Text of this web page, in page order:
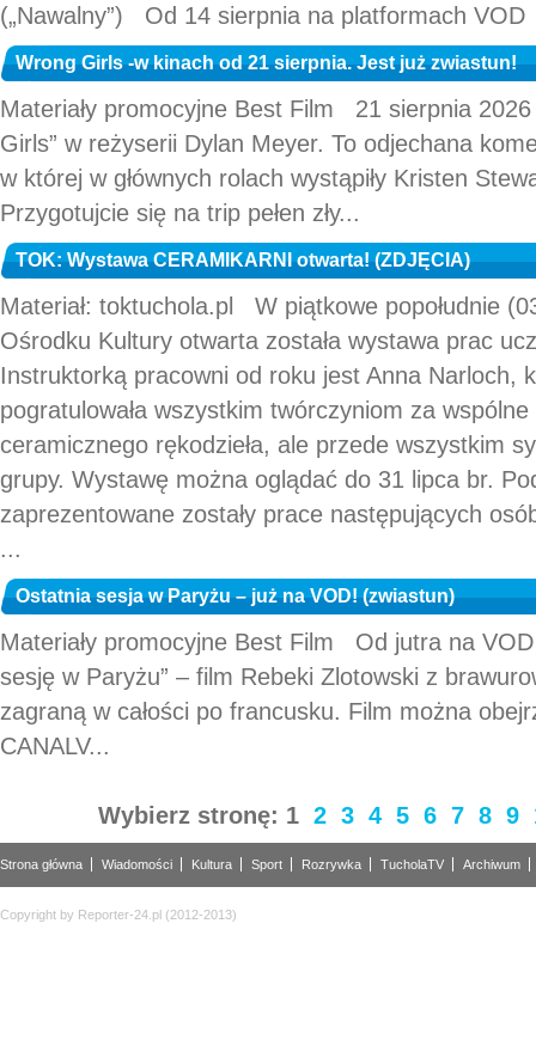
(„Nawalny”) Od 14 sierpnia na platformach
Wrong Girls -w kinach od 21 sierpnia. Jest już zwiastun!
Materiały promocyjne Best Film 21 sierpnia
Girls” w reżyserii Dylan Meyer. To odjechana
w której w głównych rolach wystąpiły Kristen
Przygotujcie się na trip pełen zły...
TOK: Wystawa CERAMIKARNI otwarta! (ZDJĘCIA)
Materiał: toktuchola.pl W piątkowe popołudnie
Ośrodku Kultury otwarta została wystawa prac
Instruktorką pracowni od roku jest Anna Narloch,
pogratulowała wszystkim twórczyniom za
ceramicznego rękodzieła, ale przede wszystkim
grupy. Wystawę można oglądać do 31 lipca br.
zaprezentowane zostały prace następujących
...
Ostatnia sesja w Paryżu – już na VOD! (zwiastun)
Materiały promocyjne Best Film Od jutra na
sesję w Paryżu” – film Rebeki Zlotowski z
zagraną w całości po francusku. Film można
CANALV...
Wybierz stronę: 1 2 3 4 5 6 7 8 9
Strona główna Wiadomości Kultura Sport Rozrywka TucholaTV Archiwum
Copyright by Reporter-24.pl (2012-2013)